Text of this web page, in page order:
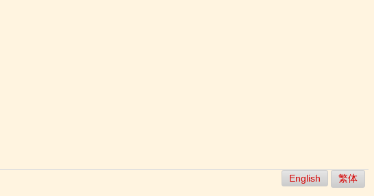
English 繁体